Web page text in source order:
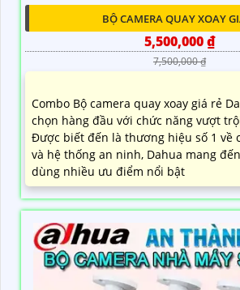
BỘ CAMERA QUAY XOAY
5,500,000 ₫
7,500,000 ₫
Combo Bộ camera quay xoay giá rẻ
chọn hàng đầu với chức năng vượt
Được biết đến là thương hiệu số 1 về
và hệ thống an ninh, Dahua mang
dùng nhiều ưu điểm nổi bật